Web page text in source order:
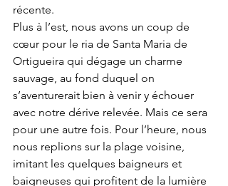
récente.
Plus à l’est, nous avons un coup de
cœur pour le ria de Santa Maria de
Ortigueira qui dégage un charme
sauvage, au fond duquel on
s’aventurerait bien à venir y échouer
avec notre dérive relevée. Mais ce sera
pour une autre fois. Pour l’heure, nous
nous replions sur la plage voisine,
imitant les quelques baigneurs et
baigneuses qui profitent de la lumière